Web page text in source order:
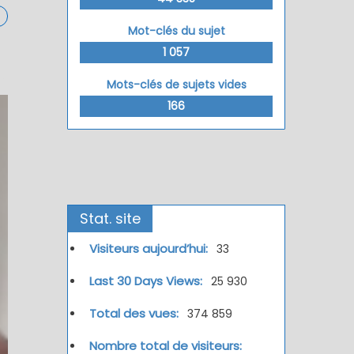
Mot-clés du sujet
1 057
Mots-clés de sujets vides
166
Stat. site
Visiteurs aujourd’hui: 33
Last 30 Days Views: 25 930
Total des vues: 374 859
Nombre total de visiteurs: